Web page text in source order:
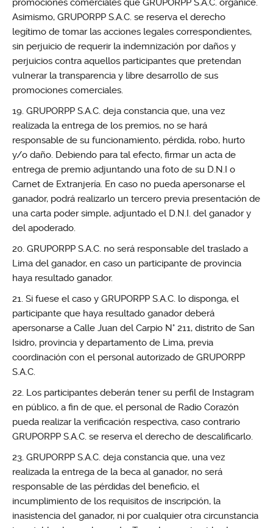
promociones comerciales que GRUPORPP S.A.C. organice.
Asimismo, GRUPORPP S.A.C. se reserva el derecho
legítimo de tomar las acciones legales correspondientes,
sin perjuicio de requerir la indemnización por daños y
perjuicios contra aquellos participantes que pretendan
vulnerar la transparencia y libre desarrollo de sus
promociones comerciales.
GRUPORPP S.A.C. deja constancia que, una vez
realizada la entrega de los premios, no se hará
responsable de su funcionamiento, pérdida, robo, hurto
y/o daño. Debiendo para tal efecto, firmar un acta de
entrega de premio adjuntando una foto de su D.N.I o
Carnet de Extranjería. En caso no pueda apersonarse el
ganador, podrá realizarlo un tercero previa presentación de
una carta poder simple, adjuntado el D.N.I. del ganador y
del apoderado.
GRUPORPP S.A.C. no será responsable del traslado a
Lima del ganador, en caso un participante de provincia
haya resultado ganador.
Si fuese el caso y GRUPORPP S.A.C. lo disponga, el
participante que haya resultado ganador deberá
apersonarse a Calle Juan del Carpio N° 211, distrito de San
Isidro, provincia y departamento de Lima, previa
coordinación con el personal autorizado de GRUPORPP
S.A.C.
Los participantes deberán tener su perfil de Instagram
en público, a fin de que, el personal de Radio Corazón
pueda realizar la verificación respectiva, caso contrario
GRUPORPP S.A.C. se reserva el derecho de descalificarlo.
GRUPORPP S.A.C. deja constancia que, una vez
realizada la entrega de la beca al ganador, no será
responsable de las pérdidas del beneficio, el
incumplimiento de los requisitos de inscripción, la
inasistencia del ganador, ni por cualquier otra circunstancia